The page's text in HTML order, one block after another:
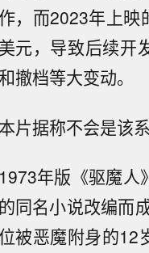
作，而2023年上映
美元，导致后续开
撤档等大变动。
本片据称不会是该
1973年版《驱魔人》
的同名小说改编而
位被恶魔附身的12